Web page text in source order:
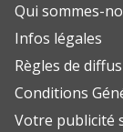
Qui sommes-
Infos légales
Règles de
Conditions
Votre publicité